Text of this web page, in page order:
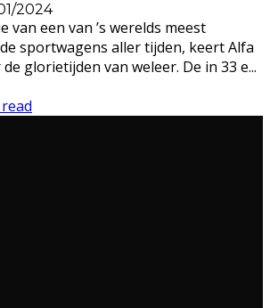
2024
van een van ’s werelds meest
sportwagens aller tijden, keert Alfa
glorietijden van weleer. De in 33 e...